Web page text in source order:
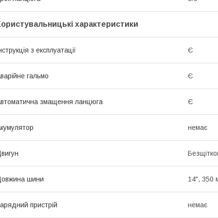
характеристики
з експлуатації Є
гальмо Є
змащення ланцюга Є
немає
шини 14", 350
пристрій немає